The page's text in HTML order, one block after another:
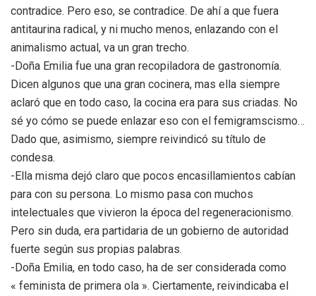
contradice. Pero eso, se contradice. De ahí a que fuera
antitaurina radical, y ni mucho menos, enlazando con el
animalismo actual, va un gran trecho.
-Doña Emilia fue una gran recopiladora de gastronomía.
Dicen algunos que una gran cocinera, mas ella siempre
aclaró que en todo caso, la cocina era para sus criadas. No
sé yo cómo se puede enlazar eso con el femigramscismo…
Dado que, asimismo, siempre reivindicó su título de
condesa.
-Ella misma dejó claro que pocos encasillamientos cabían
para con su persona. Lo mismo pasa con muchos
intelectuales que vivieron la época del regeneracionismo.
Pero sin duda, era partidaria de un gobierno de autoridad
fuerte según sus propias palabras.
-Doña Emilia, en todo caso, ha de ser considerada como
« feminista de primera ola ». Ciertamente, reivindicaba el